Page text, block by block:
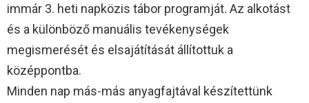
immár 3. heti napközis tábor programját. Az alkotást
és a különböző manuális tevékenységek
megismerését és elsajátítását állítottuk a
középpontba.
Minden nap más-más anyagfajtával készítettünk